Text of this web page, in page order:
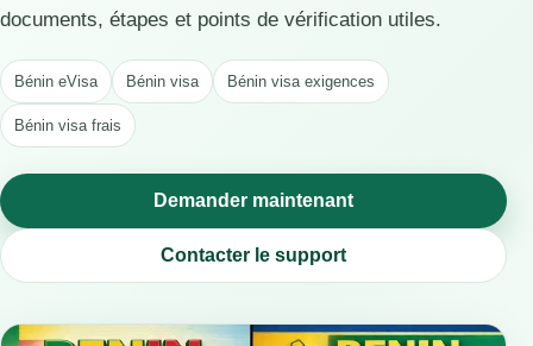
documents, étapes et points de vérification utiles.
Bénin eVisa Bénin visa Bénin visa exigences
Bénin visa frais
Demander maintenant
Contacter le support